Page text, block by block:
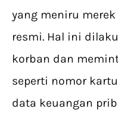
yang meniru
resmi. Hal ini
korban dan
seperti nomor
data keuangan